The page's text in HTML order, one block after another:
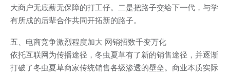
大商户无底薪无保障的打工仔。二是把路子交给下一代，与学
有所成的后辈合作共同开拓新的路子。
五、电商竞争激烈程度加大 网销招数千变万化
依托互联网为传播途径，冬虫夏草有了新的销售途径，并逐渐
打破了冬虫夏草商家传统销售各级渗透的壁垒。商业本质实际